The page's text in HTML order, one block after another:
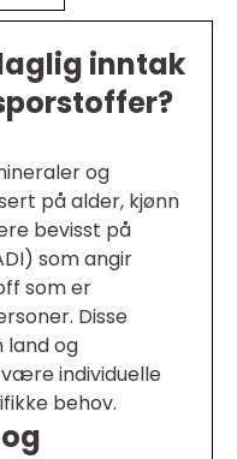
inntak
og
på alder, kjønn
bevisst på
som angir
som er
Disse
land og
individuelle
behov.